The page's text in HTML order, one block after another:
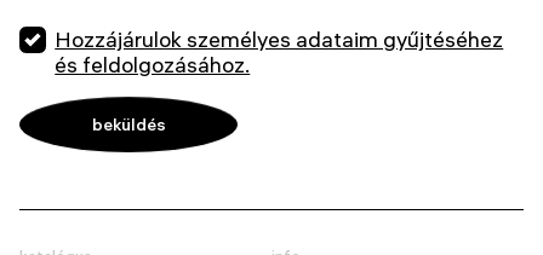
Hozzájárulok személyes adataim gyűjtéséhez
és feldolgozásához.